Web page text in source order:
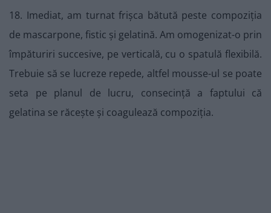
18. Imediat, am turnat frișca bătută peste compoziția
de mascarpone, fistic și gelatină. Am omogenizat-o prin
împăturiri succesive, pe verticală, cu o spatulă flexibilă.
Trebuie să se lucreze repede, altfel mousse-ul se poate
seta pe planul de lucru, consecință a faptului că
gelatina se răcește și coagulează compoziția.